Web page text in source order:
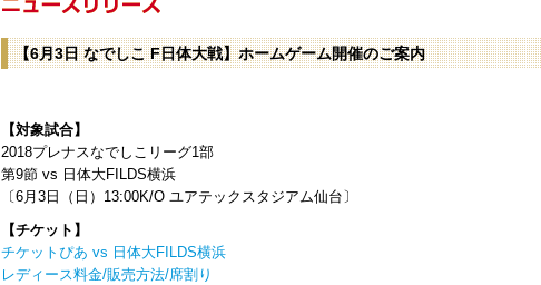
【6月3日 なでしこ F日体大戦】ホームゲーム開催のご案内
【対象試合】
2018プレナスなでしこリーグ1部
第9節 vs 日体大FILDS横浜
〔6月3日（日）13:00K/O ユアテックスタジアム仙台〕
【チケット】
チケットぴあ vs 日体大FILDS横浜
レディース料金/販売方法/席割り